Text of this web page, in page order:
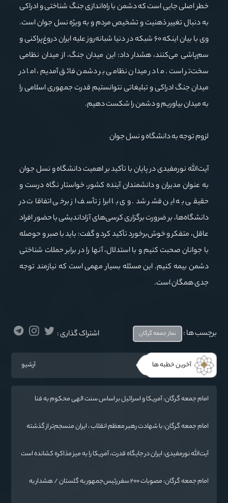
خطر اصلی جایی است که دشمن با راه‌اندازی جنگ شناختی و ادراکی
به دنبال تغییر ذهنیت و تشخیص مردم و به ویژه نسل جوان است.
وی با بیان اینکه ۶۰ شبکه در دنیا شبانه‌روز علیه ایران دروغ‌پراکنی و
سم‌پاشی می‌کنند، هشدار داد: این میدان جنگ، از میدان نظامی
سخت‌تر است. ما در میدان نظامی بر دشمن فائق آمدیم، اما در
میدان جنگ ادراکی و تبلیغاتی نتوانستیم قدرت جمهوری اسلامی را
به میدان بیاوریم و دشمن را شکست دهیم.
لزوم توجه به دانشگاه و نسل جوان
آیت‌الله نورمفیدی در پایان با تأکید بر اهمیت دانشگاه و نسل جوان
به عنوان مدیران و دانشمندان آینده کشور، خواستار نگاه درست و
حقیقی به این قشر شد. وی با ابراز تأسف از برخی اتفاقات در
دانشگاه‌ها، بر ضرورت برگزاری کرسی‌های آزاداندیشی با حضور افراد
عاقل، متفکر و خوش‌برخورد تأکید کرد و گفت: باید با صبر و حوصله
با جوانان صحبت کنیم و با استدلال، آنها را در برابر حملات شناختی
دشمن بیمه کنیم. این مسئله بسیار مهمی است که نیازمند توجه
جدی همگان است.
برچسب ها : نماز جمعه گرگان اشتراک گذاری :
آخرین خطبه ها آرشیو
امام جمعه گرگان: آمریکا و اسرائیل بر اساس سنت الهی محکوم به فنا
امام جمعه گرگان: با شهادت رهبر معظم انقلاب ، ایران منسجم‌تر از گذشته
آیت‌الله نورمفیدی: ایران در جایگاه قدرت، آمریکا را به میز مذاکره کشانده است
امام جمعه گرگان: مصوبات ۲۰۰ سفر رئیس‌جمهور به گلستان / هشدار به